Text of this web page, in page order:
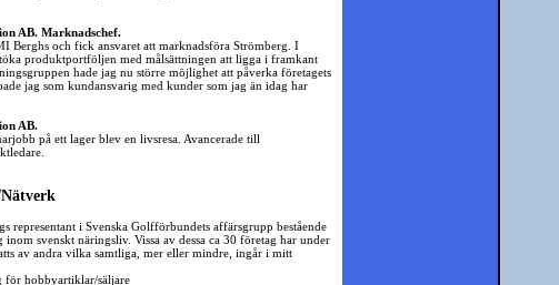
AB. Marknadschef.
Berghs och fick ansvaret att marknadsföra Strömberg. I
produktportföljen med målsättningen att ligga i framkant
hade jag nu större möjlighet att påverka företagets
jag som kundansvarig med kunder som jag än idag har
AB.
på ett lager blev en livsresa. Avancerade till
representant i Svenska Golfförbundets affärsgrupp bestående
svenskt näringsliv. Vissa av dessa ca 30 företag har under
av andra vilka samtliga, mer eller mindre, ingår i mitt
hobbyartiklar/säljare